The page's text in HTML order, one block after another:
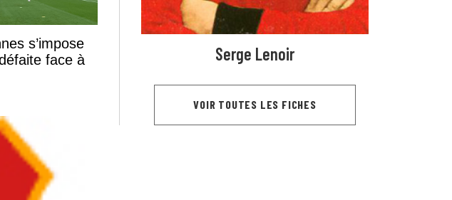
s’impose
face à
Serge Lenoir
VOIR TOUTES LES FICHES